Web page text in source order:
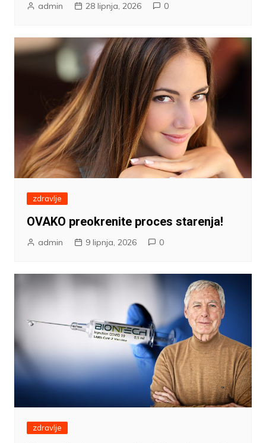
admin 28 lipnja, 2026 0
zdravlje
OVAKO preokrenite proces starenja!
admin 9 lipnja, 2026 0
zdravlje